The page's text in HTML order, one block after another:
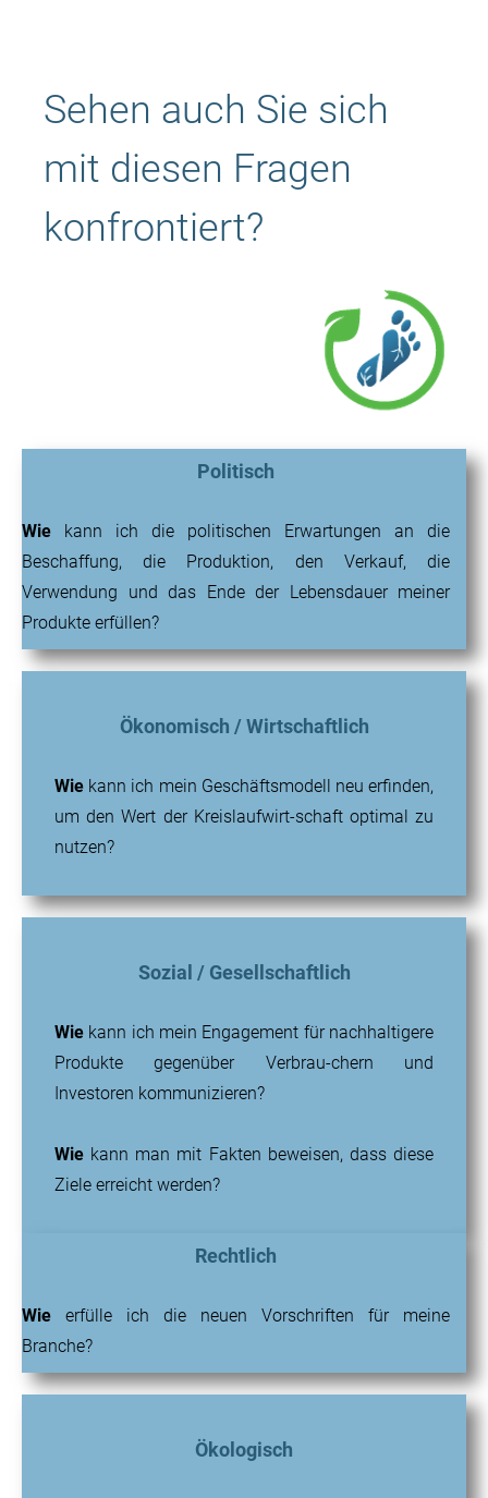
Sehen auch Sie sich
mit diesen Fragen
konfrontiert?
Politisch
Wie kann ich die politischen Erwartungen an die
Beschaffung, die Produktion, den Verkauf, die
Verwendung und das Ende der Lebensdauer meiner
Produkte erfüllen?
Ökonomisch / Wirtschaftlich
Wie kann ich mein Geschäftsmodell neu erfinden,
um den Wert der Kreislaufwirt-schaft optimal zu
nutzen?
Sozial / Gesellschaftlich
Wie kann ich mein Engagement für nachhaltigere
Produkte gegenüber Verbrau-chern und
Investoren kommunizieren?
Wie kann man mit Fakten beweisen, dass diese
Ziele erreicht werden?
Rechtlich
Wie erfülle ich die neuen Vorschriften für meine
Branche?
Ökologisch